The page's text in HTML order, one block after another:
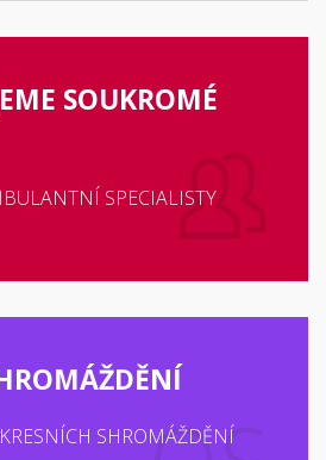
SOUKROMÉ
SPECIALISTY
SHROMÁŽDĚNÍ